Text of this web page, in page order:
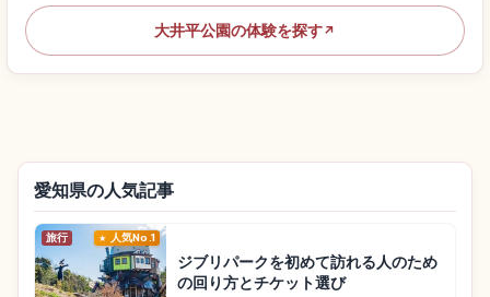
大井平公園の体験を探す↗
愛知県の人気記事
旅行 人気No.1
ジブリパークを初めて訪れる人のため
の回り方とチケット選び